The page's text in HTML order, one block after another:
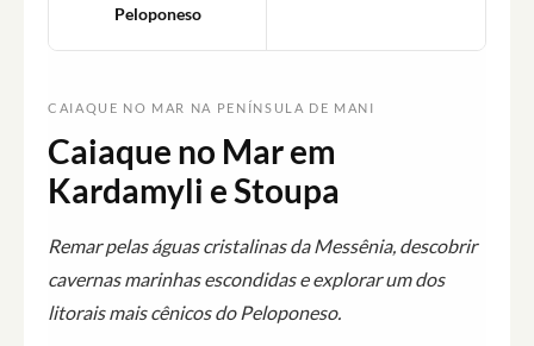
Peloponeso
CAIAQUE NO MAR NA PENÍNSULA DE MANI
Caiaque no Mar em
Kardamyli e Stoupa
Remar pelas águas cristalinas da Messênia, descobrir
cavernas marinhas escondidas e explorar um dos
litorais mais cênicos do Peloponeso.